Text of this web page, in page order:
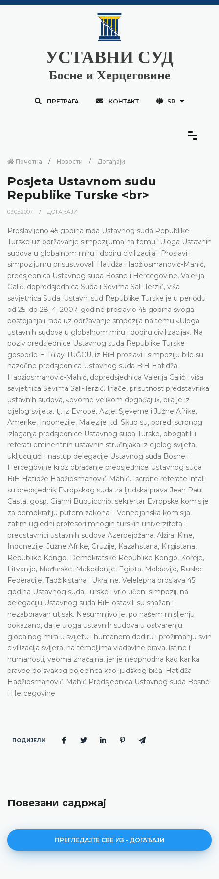
УСТАВНИ СУД
Босне и Херцеговине
ПРЕТРАГА КОНТАКТ SR
Почетна Новости Догађаји
Posjeta Ustavnom sudu
Republike Turske <br>
03.05.2007. ДОГАЂАЈИ
Proslavljeno 45 godina rada Ustavnog suda Republike
Turske uz održavanje simpozijuma na temu "Uloga Ustavnih
sudova u globalnom miru i dodiru civilizacija". Proslavi i
simpozijumu prisustvovali Hatidža Hadžiosmanović-Mahić,
predsjednica Ustavnog suda Bosne i Hercegovine, Valerija
Galić, dopredsjednica Suda i Sevima Sali-Terzić, viša
savjetnica Suda. Ustavni sud Republike Turske je u periodu
od 25. do 28. 4. 2007. godine proslavio 45 godina svoga
postojanja i rada uz održavanje smpozija na temu «Uloga
ustavnih sudova u globalnom miru i dodiru civilizacija». Na
poziv predsjednice Ustavnog suda Republike Turske
gospođe H.Tűlay TUĞCU, iz BiH proslavi i simpoziju bile su
nazočne predsjednica Ustavnog suda BiH Hatidža
Hadžiosmanović-Mahić, dopredsjednica Valerija Galić i viša
savjetnica Sevima Sali-Terzić. Inače, prisutnost predstavnika
ustavnih sudova, «ovome velikom događaju», bila je iz
cijelog svijeta, tj. iz Evrope, Azije, Sjeverne i Južne Afrike,
Amerike, Indonezije, Malezije itd. Skup su, pored iscrpnog
izlaganja predsjednice Ustavnog suda Turske, obogatili i
referati eminentnih ustavnih stručnjaka iz cijelog svijeta,
uključujući i nastup delegacije Ustavnog suda Bosne i
Hercegovine kroz obraćanje predsjednice Ustavnog suda
BiH Hatidže Hadžiosmanović-Mahić. Iscrpne referate imali
su predsjednik Evropskog suda za ljudska prava Jean Paul
Casta, gosp. Gianni Buquicchio, sekrertar Evropske komisije
za demokratiju putem zakona – Venecijanska komisija,
zatim ugledni profesori mnogih turskih univerziteta i
predstavnici ustavnih sudova Azerbejdžana, Alžira, Kine,
Indonezije, Južne Afrike, Gruzije, Kazahstana, Kirgistana,
Republike Kongo, Demokratske Republike Kongo, Koreje,
Litvanije, Mađarske, Makedonije, Egipta, Moldavije, Ruske
Federacije, Tadžikistana i Ukrajine. Velelepna proslava 45
godina Ustavnog suda Turske i vrlo učeni simpozij, na
delegaciju Ustavnog suda BiH ostavili su snažan i
nezaboravan utisak. Nesumnjivo je, po našem mišljenju
dokazano, da je uloga ustavnih sudova u ostvarenju
globalnog mira u svijetu i humanom dodiru i prožimanju svih
civilizacija svijeta, na temeljima vladavine prava, istine i
humanosti, veoma značajna, jer je neophodna kao karika
pravde do svakog pojedinca kao ljudskog bića. Hatidža
Hadžiosmanović-Mahić Predsjednica Ustavnog suda Bosne
i Hercegovine
ПОДИЈЕЛИ
Повезани садржај
ПРЕГЛЕДАЈТЕ СВЕ ИЗ - ДОГАЂАЈИ